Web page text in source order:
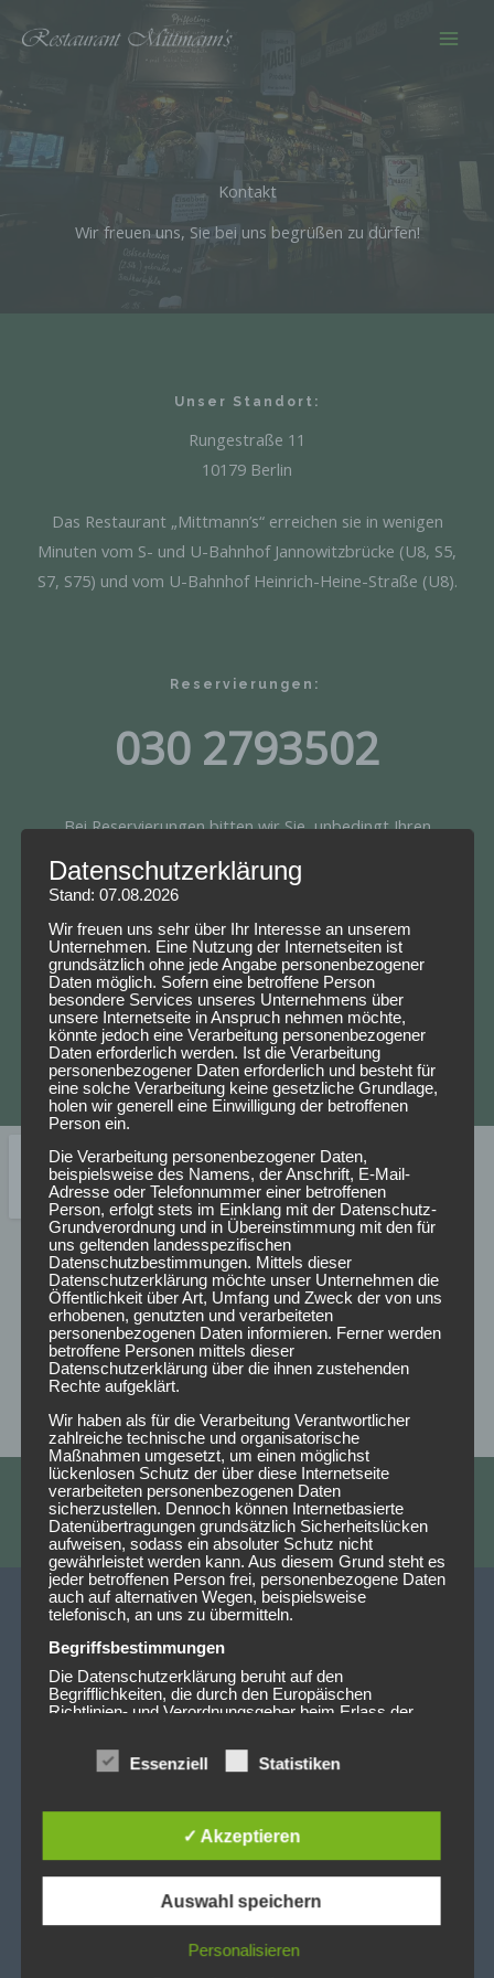
Inhalt
Kontakt
Wir freuen uns, Sie bei uns begrüßen zu dürfen!
Unser Standort:
Rungestraße 11
10179 Berlin
Das Restaurant „Mittmann’s“ erreichen sie in wenigen
Minuten vom S- und U-Bahnhof Jannowitzbrücke (U8, S5,
S7, S75) und vom U-Bahnhof Heinrich-Heine-Straße (U8).
Reservierungen: ​
030 2793502
Bei Reservierungen bitten wir Sie, unbedingt Ihren
Namen, Telefonnummer und E-Mailadresse anzugeben.
JETZT ANRUFEN
Rungestraße 11
10179 Berlin
Datenschutzerklärung
Stand: 07.08.2026
Wir freuen uns sehr über Ihr Interesse an unserem
Unternehmen. Eine Nutzung der Internetseiten ist
grundsätzlich ohne jede Angabe personenbezogener
Daten möglich. Sofern eine betroffene Person
besondere Services unseres Unternehmens über
unsere Internetseite in Anspruch nehmen möchte,
könnte jedoch eine Verarbeitung personenbezogener
Daten erforderlich werden. Ist die Verarbeitung
personenbezogener Daten erforderlich und besteht für
eine solche Verarbeitung keine gesetzliche Grundlage,
holen wir generell eine Einwilligung der betroffenen
Person ein.
Die Verarbeitung personenbezogener Daten,
beispielsweise des Namens, der Anschrift, E-Mail-
Adresse oder Telefonnummer einer betroffenen
Person, erfolgt stets im Einklang mit der Datenschutz-
Grundverordnung und in Übereinstimmung mit den für
uns geltenden landesspezifischen
Datenschutzbestimmungen. Mittels dieser
Datenschutzerklärung möchte unser Unternehmen die
Öffentlichkeit über Art, Umfang und Zweck der von uns
erhobenen, genutzten und verarbeiteten
personenbezogenen Daten informieren. Ferner werden
betroffene Personen mittels dieser
Datenschutzerklärung über die ihnen zustehenden
Rechte aufgeklärt.
Wir haben als für die Verarbeitung Verantwortlicher
zahlreiche technische und organisatorische
Maßnahmen umgesetzt, um einen möglichst
lückenlosen Schutz der über diese Internetseite
verarbeiteten personenbezogenen Daten
sicherzustellen. Dennoch können Internetbasierte
Datenübertragungen grundsätzlich Sicherheitslücken
aufweisen, sodass ein absoluter Schutz nicht
gewährleistet werden kann. Aus diesem Grund steht es
jeder betroffenen Person frei, personenbezogene Daten
auch auf alternativen Wegen, beispielsweise
telefonisch, an uns zu übermitteln.
Begriffsbestimmungen
Die Datenschutzerklärung beruht auf den
Begrifflichkeiten, die durch den Europäischen
Richtlinien- und Verordnungsgeber beim Erlass der
wurden. Unsere Datenschutzerklärung soll sowohl für
die Öffentlichkeit als auch für unsere Kunden und
verwendeten Begrifflichkeiten erläutern.
Wir verwenden in dieser Datenschutzerklärung unter
a) personenbezogene Daten
Informationen, die sich auf eine identifizierte oder
Essenziell Statistiken
✓ Akzeptieren
Auswahl speichern
Personalisieren